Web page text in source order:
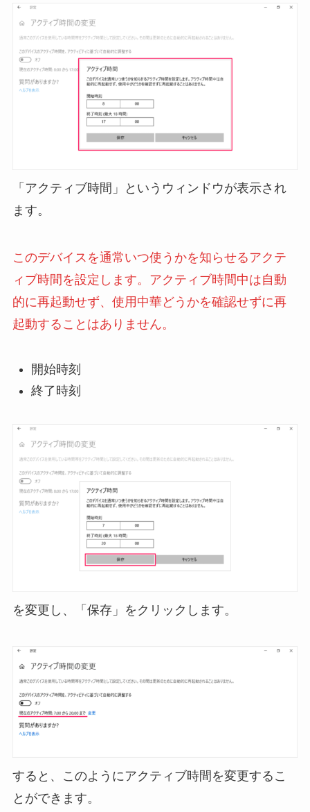
「アクティブ時間」というウィンドウが表示され
ます。
このデバイスを通常いつ使うかを知らせるアクテ
ィブ時間を設定します。アクティブ時間中は自動
的に再起動せず、使用中華どうかを確認せずに再
起動することはありません。
開始時刻
終了時刻
を変更し、「保存」をクリックします。
すると、このようにアクティブ時間を変更するこ
とができます。